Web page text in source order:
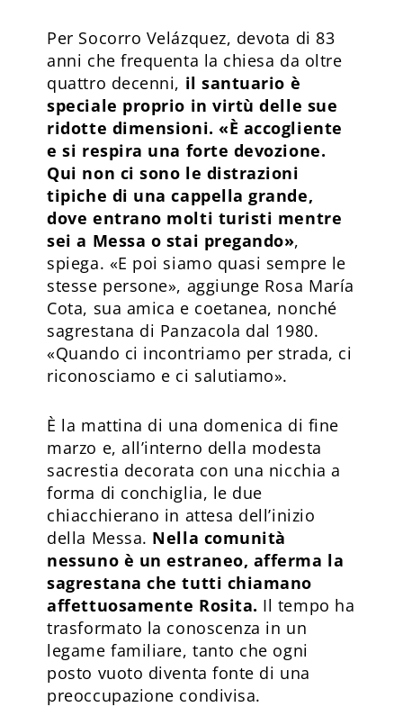
Per Socorro Velázquez, devota di 83
anni che frequenta la chiesa da oltre
quattro decenni, il santuario è
speciale proprio in virtù delle sue
ridotte dimensioni. «È accogliente
e si respira una forte devozione.
Qui non ci sono le distrazioni
tipiche di una cappella grande,
dove entrano molti turisti mentre
sei a Messa o stai pregando»,
spiega. «E poi siamo quasi sempre le
stesse persone», aggiunge Rosa María
Cota, sua amica e coetanea, nonché
sagrestana di Panzacola dal 1980.
«Quando ci incontriamo per strada, ci
riconosciamo e ci salutiamo».
È la mattina di una domenica di fine
marzo e, all’interno della modesta
sacrestia decorata con una nicchia a
forma di conchiglia, le due
chiacchierano in attesa dell’inizio
della Messa. Nella comunità
nessuno è un estraneo, afferma la
sagrestana che tutti chiamano
affettuosamente Rosita. Il tempo ha
trasformato la conoscenza in un
legame familiare, tanto che ogni
posto vuoto diventa fonte di una
preoccupazione condivisa.